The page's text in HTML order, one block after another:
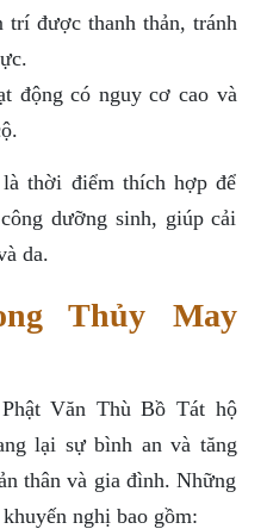
trí được thanh thản, tránh
động có nguy cơ cao và
thời điểm thích hợp để
dưỡng sinh, giúp cải
da.
Thủy May
Văn Thù Bồ Tát hộ
lại sự bình an và tăng
thân và gia đình. Những
nghị bao gồm: